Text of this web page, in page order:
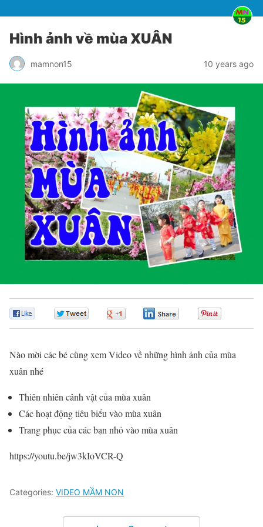
Hình ảnh về mùa XUÂN
mamnon15 10 years ago
Nào mời các bé cùng xem Video về những hình ảnh của mùa
xuân nhé
Thiên nhiên cảnh vật của mùa xuân
Các hoạt động tiêu biểu vào mùa xuân
Trang phục của các bạn nhỏ vào mùa xuân
https://youtu.be/jw3kIoVCR-Q
Categories: VIDEO MẦM NON